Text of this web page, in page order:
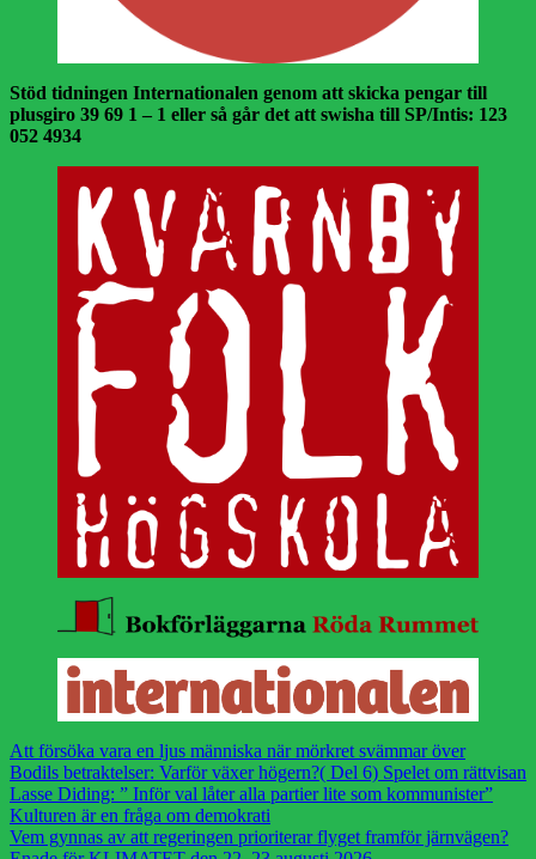
Stöd tidningen Internationalen genom att skicka pengar till
plusgiro 39 69 1 – 1 eller så går det att swisha till SP/Intis: 123
052 4934
Att försöka vara en ljus människa när mörkret svämmar över
Bodils betraktelser: Varför växer högern?( Del 6) Spelet om rättvisan
Lasse Diding: ” Inför val låter alla partier lite som kommunister”
Kulturen är en fråga om demokrati
Vem gynnas av att regeringen prioriterar flyget framför järnvägen?